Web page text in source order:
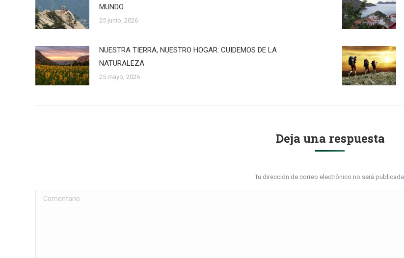
MUNDO
25 junio, 2026
NUESTRA TIERRA, NUESTRO HOGAR: CUIDEMOS DE LA
NATURALEZA
25 mayo, 2026
Deja una respuesta
Tu dirección de correo electrónico no será publicada.
Comentario